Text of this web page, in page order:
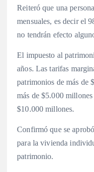
Reiteró que una
mensuales, es decir el
no tendrán efecto
El impuesto al
años. Las tarifas
patrimonios de más de
más de $5.000
$10.000 millones.
Confirmó que se
para la vivienda
patrimonio.